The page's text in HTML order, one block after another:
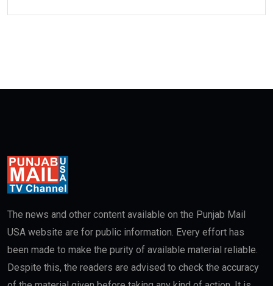
The news and other content available on the Punjab Mail
USA website are for public information. Every effort has
been made to make the purity of available material reliable.
Despite this, the readers are advised to check the accuracy